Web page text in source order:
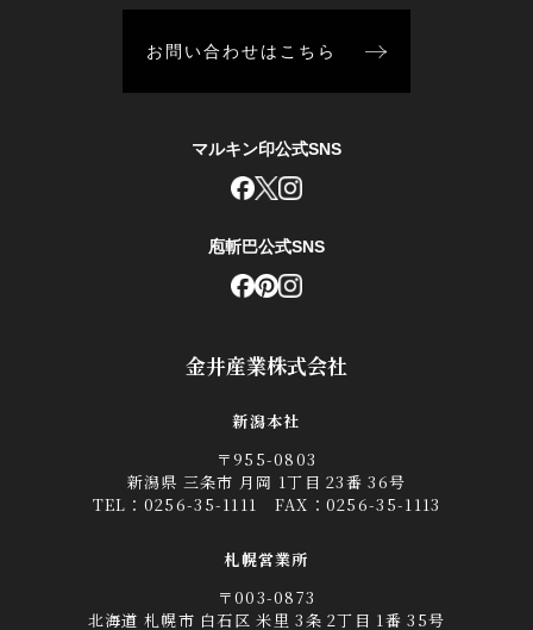
金井産業株式会社
新潟本社
〒955-0803
新潟県 三条市 月岡 1丁目 23番 36号
TEL： 0256-35-1111 FAX：0256-35-1113
札幌営業所
〒003-0873
北海道 札幌市 白石区 米里 3条 2丁目 1番 35号
お問い合わせはこちら
マルキン印公式SNS
庖斬巴公式SNS